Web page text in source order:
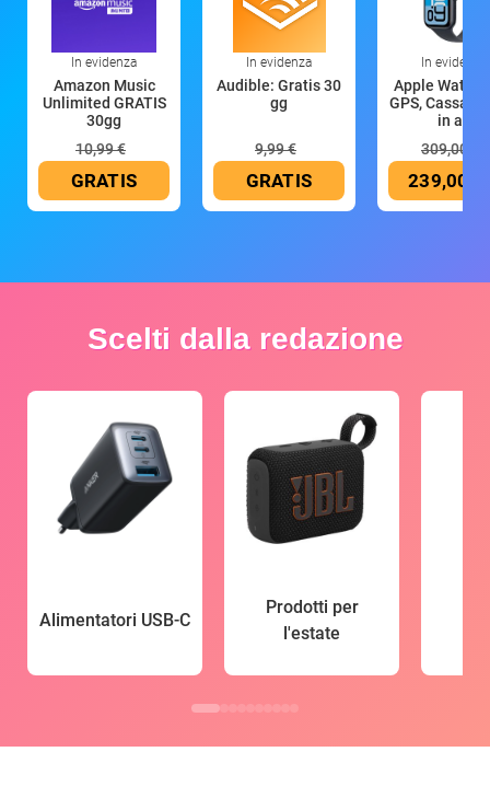
In evidenza
Amazon Music
Unlimited GRATIS
30gg
10,99 €
GRATIS
In evidenza
Audible: Gratis 30
gg
9,99 €
GRATIS
In evidenza
Apple Watch
GPS, Cassa
in all
309,00 €
239,00 €
Scelti dalla redazione
Alimentatori USB-C
Prodotti per
l'estate